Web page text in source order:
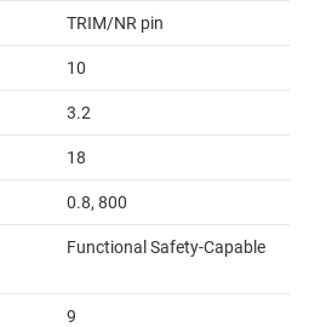
TRIM/NR pin
10
3.2
18
0.8, 800
Functional Safety-Capable
9